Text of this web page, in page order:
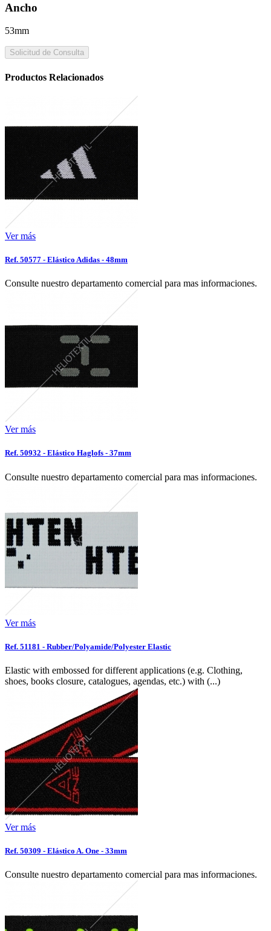
Ancho
53mm
Solicitud de Consulta
Productos Relacionados
Ver más
Ref. 50577 - Elástico Adidas - 48mm
Consulte nuestro departamento comercial para mas informaciones.
Ver más
Ref. 50932 - Elástico Haglofs - 37mm
Consulte nuestro departamento comercial para mas informaciones.
Ver más
Ref. 51181 - Rubber/Polyamide/Polyester Elastic
Elastic with embossed for different applications (e.g. Clothing,
shoes, books closure, catalogues, agendas, etc.) with (...)
Ver más
Ref. 50309 - Elástico A. One - 33mm
Consulte nuestro departamento comercial para mas informaciones.